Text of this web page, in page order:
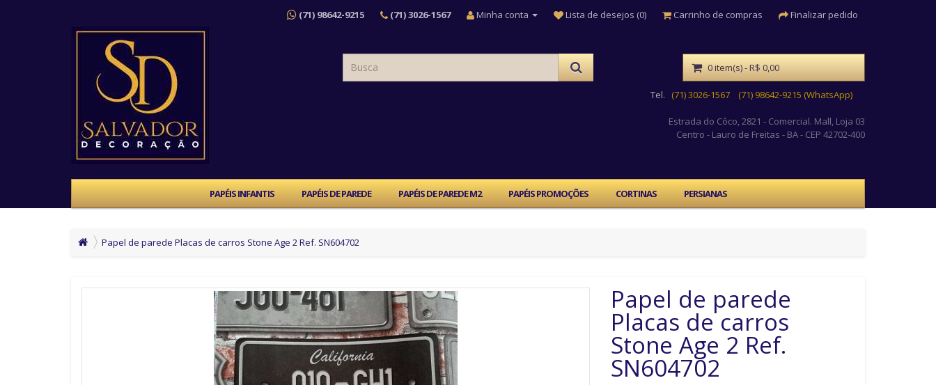
(71) 98642-9215 (71) 3026-1567 Minha conta Lista de desejos (0) Carrinho de compras Finalizar pedido
Tel. (71) 3026-1567 (71) 98642-9215 (WhatsApp)
Estrada do Côco, 2821 - Comercial. Mall, Loja 03
Centro - Lauro de Freitas - BA - CEP 42702-400
0 item(s) - R$ 0,00
PAPÉIS INFANTIS PAPÉIS DE PAREDE PAPÉIS DE PAREDE M2 PAPÉIS PROMOÇÕES CORTINAS PERSIANAS
Papel de parede Placas de carros Stone Age 2 Ref. SN604702
Papel de parede
Placas de carros
Stone Age 2 Ref.
SN604702